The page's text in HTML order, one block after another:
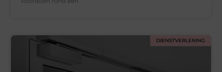
DIENSTVERLENING